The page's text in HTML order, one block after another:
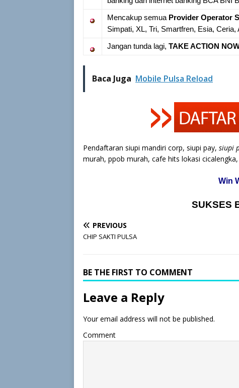
Mencakup semua Provider Operator
Simpati, XL, Tri, Smartfren, Esia,
Jangan tunda lagi, TAKE ACTION
Baca Juga Mobile Pulsa Reload
Pendaftaran siupi mandiri corp, siupi pay, siupi
murah, ppob murah, cafe hits lokasi
Win
SUKSES
PREVIOUS
CHIP SAKTI PULSA
BE THE FIRST TO COMMENT
Leave a Reply
Your email address will not be published.
Comment